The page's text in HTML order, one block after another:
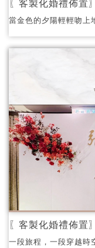
〖客製化婚禮佈置
當金色的夕陽輕輕吻上
夢境般緩緩展開
〖客製化婚禮佈置
一段旅程，一段穿越時